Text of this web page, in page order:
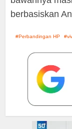
berbasiskan
Perbandingan HP